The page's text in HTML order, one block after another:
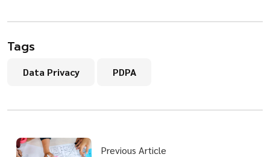
Tags
Data Privacy PDPA
Previous Article